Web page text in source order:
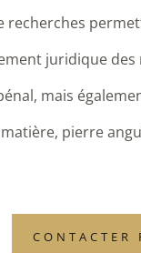
recherches
juridique
mais
pierre
CONTACTER